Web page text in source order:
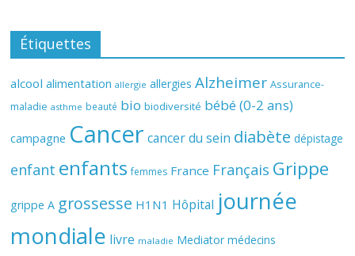
Étiquettes
alcool alimentation allergie allergies Alzheimer Assurance-
maladie asthme beauté bio biodiversité bébé (0-2 ans)
campagne Cancer cancer du sein diabète dépistage
enfant enfants femmes France Français Grippe
grippe A grossesse H1N1 Hôpital journée
mondiale livre maladie Mediator médecins